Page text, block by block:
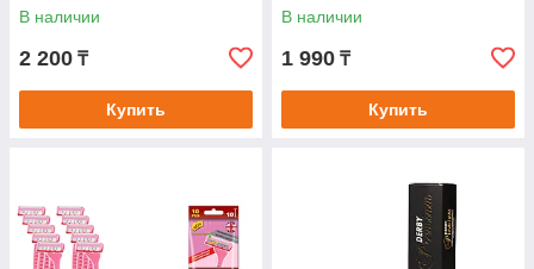
В наличии
2 200 ₸
Купить
В наличии
1 990 ₸
Купить